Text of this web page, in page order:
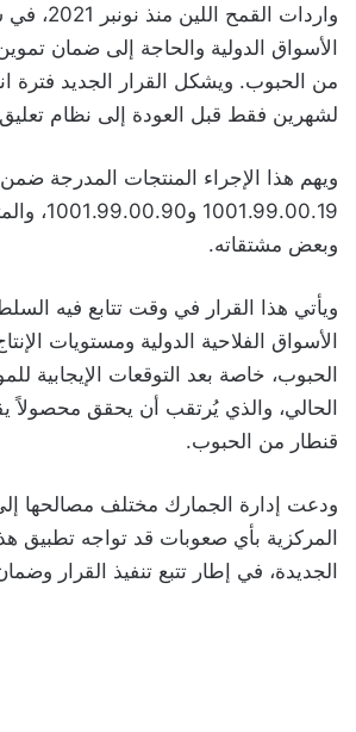
واردات
الأسواق الدولية والحاجة إلى ضمان
من الحبوب. ويشكل القرار الجديد فترة
لشهرين فقط قبل العودة إلى نظام
ويهم هذا الإجراء المنتجات المدرجة ضمن
وبعض مشتقاته.
ويأتي هذا القرار في وقت تتابع فيه
الأسواق الفلاحية الدولية ومستويات
الحبوب، خاصة بعد التوقعات الإيجابية
قنطار من الحبوب.
ودعت إدارة الجمارك مختلف مصالحها إلى
المركزية بأي صعوبات قد تواجه تطبيق
الجديدة، في إطار تتبع تنفيذ القرار